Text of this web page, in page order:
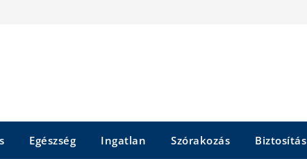
Egészség Ingatlan Szórakozás Biztosítás